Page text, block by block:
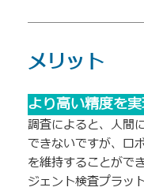
メリット
より高い精度を
調査によると、人間
できないですが、ロ
を維持することがで
ジェント検査プラッ